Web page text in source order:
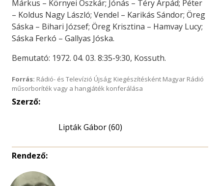
Márkus – Környei Oszkár; Jónás – Téry Árpád; Péter
– Koldus Nagy László; Vendel – Karikás Sándor; Öreg
Sáska – Bihari József; Öreg Krisztina – Hamvay Lucy;
Sáska Ferkó – Gallyas Jóska.
Bemutató: 1972. 04. 03. 8:35-9:30, Kossuth.
Forrás: Rádió- és Televízió Újság; Kiegészítésként Magyar Rádió
műsorboríték vagy a hangjáték konferálása
Szerző:
Lipták Gábor (60)
Rendező: